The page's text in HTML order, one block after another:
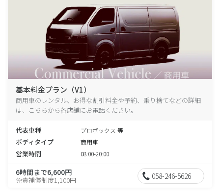
基本料金プラン（V1）
商用車のレンタル、お得な割引料金や予約、乗り捨てなどの詳細
は、こちらから各店舗にお電話ください。
代表車種 プロボックス 等
ボディタイプ 商用車
営業時間 08:00-20:00
6時間まで6,600円
免責補償制度1,100円 058-246-5626